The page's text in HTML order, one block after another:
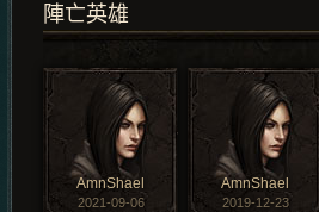
陣亡英雄
AmnShael
2021-09-06
AmnShael
2019-12-23